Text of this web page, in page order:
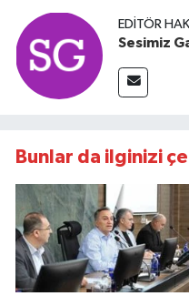
EDITÖR
Sesimiz
Bunlar da ilginizi